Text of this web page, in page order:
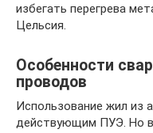
избегать перегрева
Цельсия.
Особенности
проводов
Использование жил из
действующим ПУЭ. Но